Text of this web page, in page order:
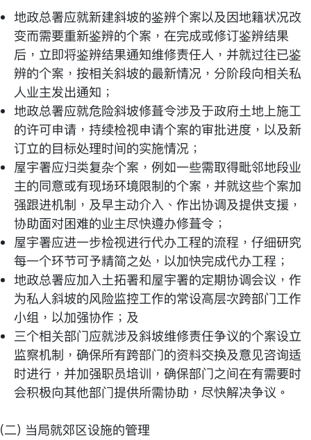
地政总署应就新建斜坡的鉴辨个案以及因地籍状况改
变而需要重新鉴辨的个案，在完成或修订鉴辨结果
后，立即将鉴辨结果通知维修责任人，并就过往已鉴
辨的个案，按相关斜坡的最新情况，分阶段向相关私
人业主发出通知；
地政总署应就危险斜坡修葺令涉及于政府土地上施工
的许可申请，持续检视申请个案的审批进度，以及新
订立的目标处理时间的实施情况；
屋宇署应归类复杂个案，例如一些需取得毗邻地段业
主的同意或有现场环境限制的个案，并就这些个案加
强跟进机制，及早主动介入、作出协调及提供支援，
协助面对困难的业主尽快遵办修葺令；
屋宇署应进一步检视进行代办工程的流程，仔细研究
每一个环节可予精简之处，以加快完成代办工程；
地政总署应加入土拓署和屋宇署的定期协调会议，作
为私人斜坡的风险监控工作的常设高层次跨部门工作
小组，以加强协作；及
三个相关部门应就涉及斜坡维修责任争议的个案设立
监察机制，确保所有跨部门的资料交换及意见咨询适
时进行，并加强职员培训，确保部门之间在有需要时
会积极向其他部门提供所需协助，尽快解决争议。
(二) 当局就郊区设施的管理